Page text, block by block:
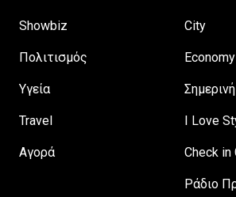
Showbiz
Πολιτισμός
Υγεία
Travel
Αγορά
City
Σημερινή
I Love
Check in
Ράδιο